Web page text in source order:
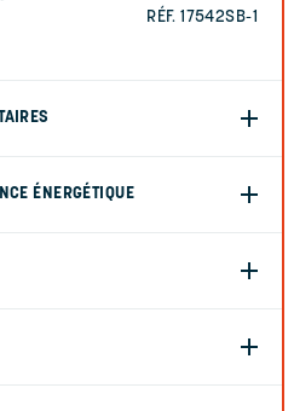
RÉF. 17542SB-1
ÉNERGÉTIQUE